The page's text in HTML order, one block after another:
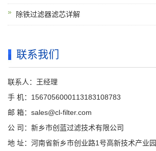
除铁过滤器滤芯详解
联系我们
联系人：王经理
手 机：1567056000113183108783
邮 箱：sales@cl-filter.com
公 司：新乡市创蓝过滤技术有限公司
地 址：河南省新乡市创业路1号高新技术产业园